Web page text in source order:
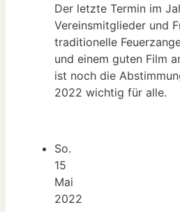
Der letzte Termin im
Vereinsmitglieder und
traditionelle
und einem guten Film
ist noch die
2022 wichtig für alle.
So.
15
Mai
2022